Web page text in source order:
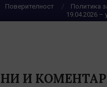
Поверителност Политика
19.04.2026 –
И